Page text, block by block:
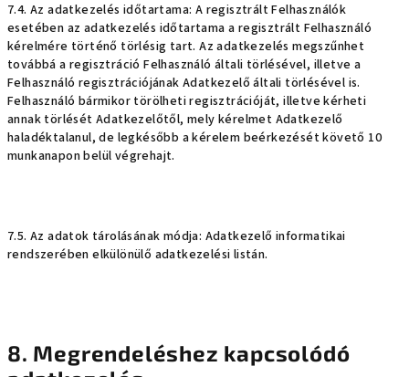
7.4. Az adatkezelés időtartama: A regisztrált Felhasználók
esetében az adatkezelés időtartama a regisztrált Felhasználó
kérelmére történő törlésig tart. Az adatkezelés megszűnhet
továbbá a regisztráció Felhasználó általi törlésével, illetve a
Felhasználó regisztrációjának Adatkezelő általi törlésével is.
Felhasználó bármikor törölheti regisztrációját, illetve kérheti
annak törlését Adatkezelőtől, mely kérelmet Adatkezelő
haladéktalanul, de legkésőbb a kérelem beérkezését követő 10
munkanapon belül végrehajt.
7.5. Az adatok tárolásának módja: Adatkezelő informatikai
rendszerében elkülönülő adatkezelési listán.
8. Megrendeléshez kapcsolódó